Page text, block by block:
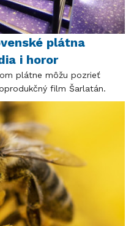
plátna
i horor
plátne môžu pozrieť
film Šarlatán.